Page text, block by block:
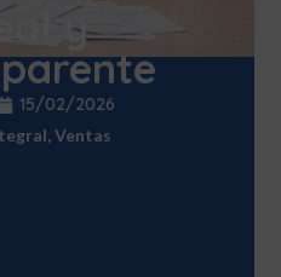
y
15/02/2026
,Ventas